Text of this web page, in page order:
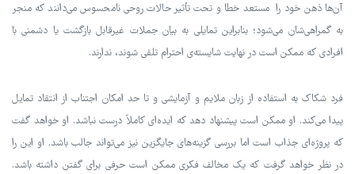
آن‌ها ذهن خود را مستعد خطا و تحت تأثیر حالات روحی نامحسوس می‌دانند که منجر
به گمراهی‌شان می‌شود؛ بنابراین تمایلی به بیان جملات غیرقابل بازگشت یا دشمنی با
افرادی که ممکن است در نهایت شایسته‌ی احترام تلقی شوند، ندارند.
فرد شکاک به استفاده از زبان ملایم و آزمایشی و تا حد امکان اجتناب از انتقاد تمایل
پیدا می‌کند. او ممکن است پیشنهاد دهد که ایده‌ای کاملاً درست نباشد. او خواهد گفت
که پروژه‌ای جذاب است اما بررسی گزینه‌های جایگزین نیز می‌تواند جالب باشد. او این را
در نظر خواهد گرفت که یک مخالف فکری ممکن است حرفی برای گفتن داشته باشد.